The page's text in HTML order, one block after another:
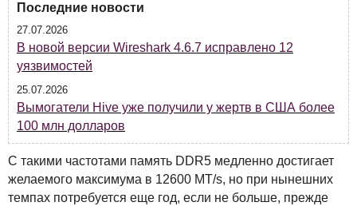
Последние новости
27.07.2026
В новой версии Wireshark 4.6.7 исправлено 12
уязвимостей
25.07.2026
Вымогатели Hive уже получили у жертв в США более
100 млн долларов
С такими частотами память DDR5 медленно достигает
желаемого максимума в 12600 MT/s, но при нынешних
темпах потребуется еще год, если не больше, прежде